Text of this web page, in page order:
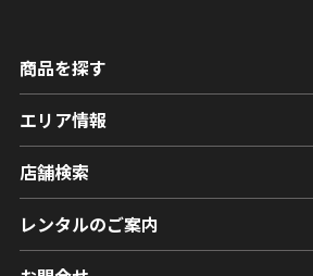
商品を探す
エリア情報
店舗検索
レンタルのご案内